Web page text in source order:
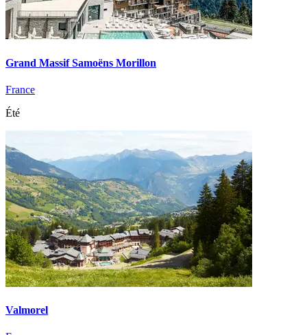
Grand Massif Samoëns Morillon
France
Été
Valmorel